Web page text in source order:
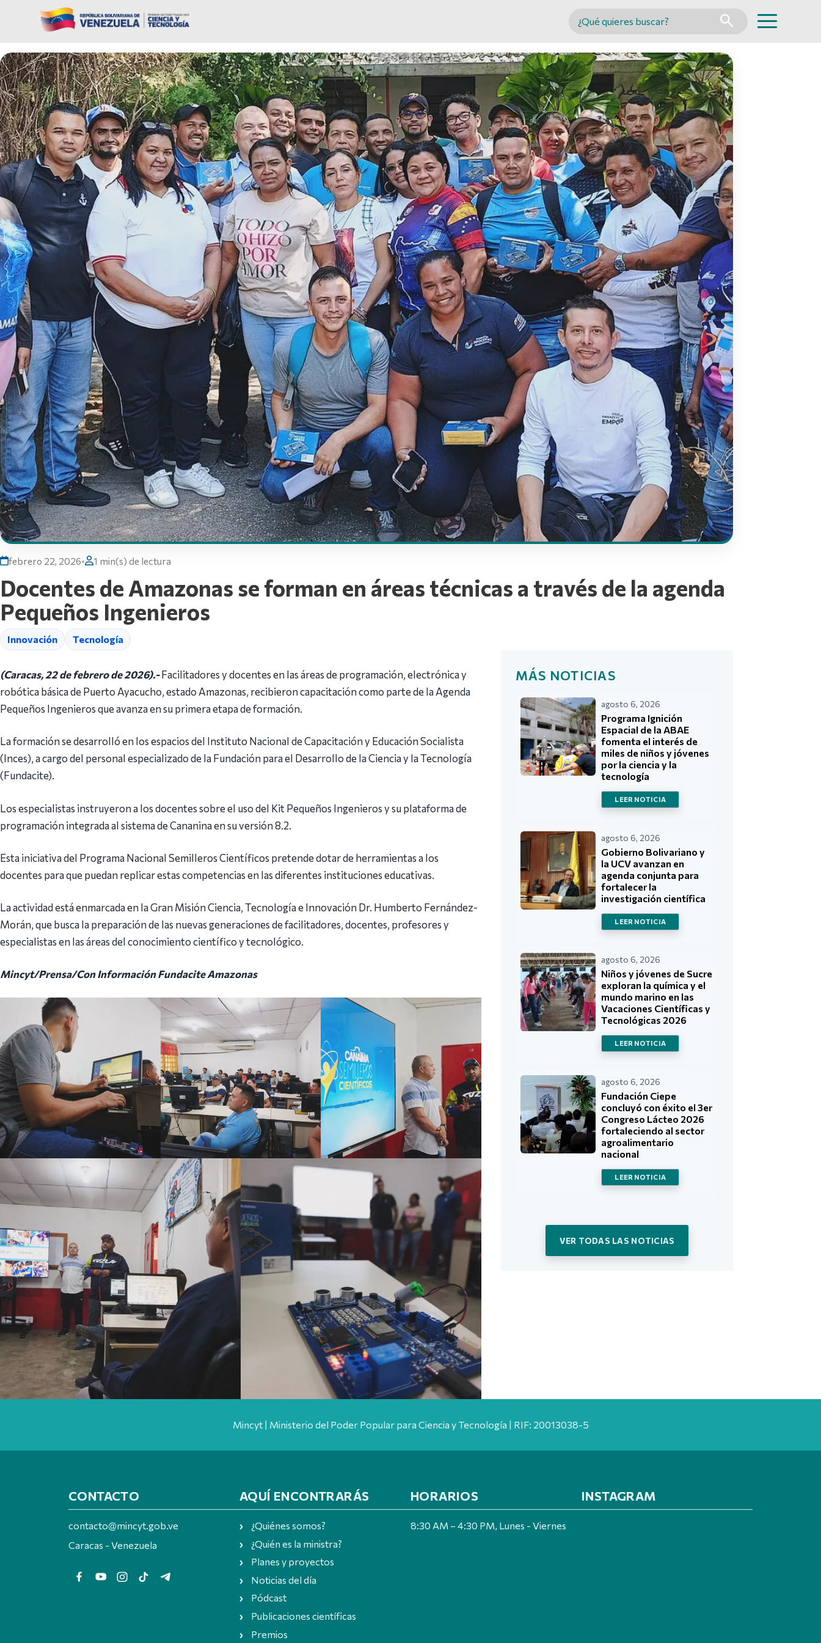
Buscar en MINCYT
febrero 22, 2026• 1 min(s) de lectura
Docentes de Amazonas se forman en áreas técnicas a través de la agenda
Pequeños Ingenieros
Innovación Tecnología
(Caracas, 22 de febrero de 2026).-Facilitadores y docentes en las áreas de programación, electrónica y
robótica básica de Puerto Ayacucho, estado Amazonas, recibieron capacitación como parte de la Agenda
Pequeños Ingenieros que avanza en su primera etapa de formación.
La formación se desarrolló en los espacios del Instituto Nacional de Capacitación y Educación Socialista
(Inces), a cargo del personal especializado de la Fundación para el Desarrollo de la Ciencia y la Tecnología
(Fundacite).
Los especialistas instruyeron a los docentes sobre el uso del Kit Pequeños Ingenieros y su plataforma de
programación integrada al sistema de Cananina en su versión 8.2.
Esta iniciativa del Programa Nacional Semilleros Científicos pretende dotar de herramientas a los
docentes para que puedan replicar estas competencias en las diferentes instituciones educativas.
La actividad está enmarcada en la Gran Misión Ciencia, Tecnología e Innovación Dr. Humberto Fernández-
Morán, que busca la preparación de las nuevas generaciones de facilitadores, docentes, profesores y
especialistas en las áreas del conocimiento científico y tecnológico.
Mincyt/Prensa/Con Información Fundacite Amazonas
MÁS NOTICIAS
agosto 6, 2026
Programa Ignición
Espacial de la ABAE
fomenta el interés de
miles de niños y jóvenes
por la ciencia y la
tecnología
LEER NOTICIA
agosto 6, 2026
Gobierno Bolivariano y
la UCV avanzan en
agenda conjunta para
fortalecer la
investigación científica
LEER NOTICIA
agosto 6, 2026
Niños y jóvenes de Sucre
exploran la química y el
mundo marino en las
Vacaciones Científicas y
Tecnológicas 2026
LEER NOTICIA
agosto 6, 2026
Fundación Ciepe
concluyó con éxito el 3er
Congreso Lácteo 2026
fortaleciendo al sector
agroalimentario
nacional
LEER NOTICIA
VER TODAS LAS NOTICIAS
Mincyt | Ministerio del Poder Popular para Ciencia y Tecnología | RIF: 20013038-5
CONTACTO
contacto@mincyt.gob.ve
Caracas - Venezuela
AQUÍ ENCONTRARÁS
¿Quiénes somos?
¿Quién es la ministra?
Planes y proyectos
Noticias del día
Pódcast
Publicaciones científicas
Premios
HORARIOS
8:30 AM – 4:30 PM, Lunes - Viernes
INSTAGRAM